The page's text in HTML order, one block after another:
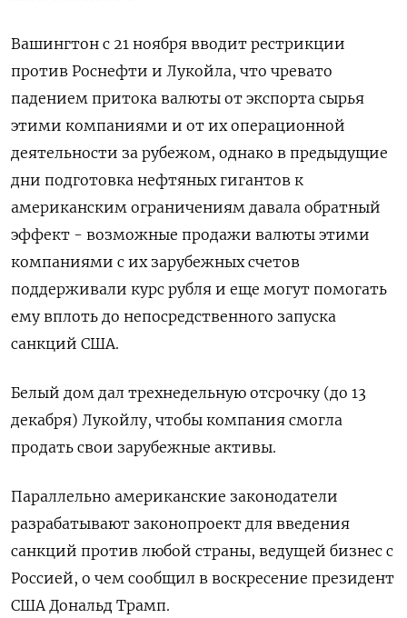
Вашингтон с 21 ноября вводит рестрикции
против Роснефти и Лукойла, что чревато
падением притока валюты от экспорта сырья
этими компаниями и от их операционной
деятельности за рубежом, однако в предыдущие
дни подготовка нефтяных гигантов к
американским ограничениям давала обратный
эффект - возможные продажи валюты этими
компаниями с их зарубежных счетов
поддерживали курс рубля и еще могут помогать
ему вплоть до непосредственного запуска
санкций США.
Белый дом дал трехнедельную отсрочку (до 13
декабря) Лукойлу, чтобы компания смогла
продать свои зарубежные активы.
Параллельно американские законодатели
разрабатывают законопроект для введения
санкций против любой страны, ведущей бизнес с
Россией, о чем сообщил в воскресение президент
США Дональд Трамп.